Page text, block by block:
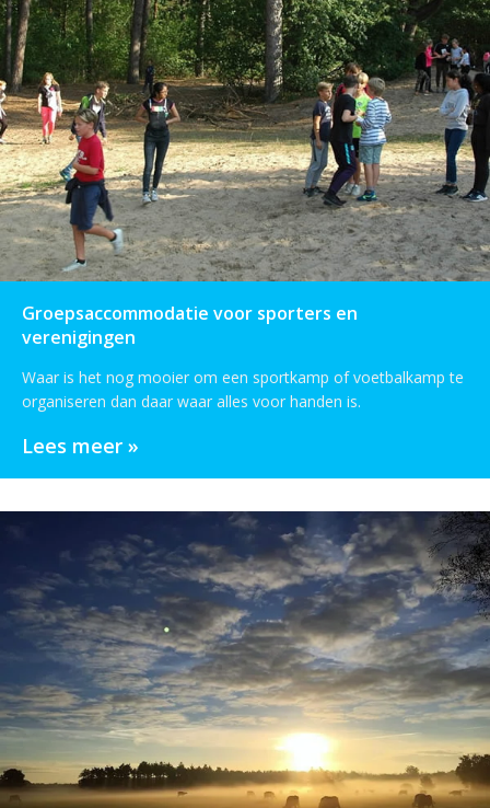
Groepsaccommodatie voor sporters en
verenigingen
Waar is het nog mooier om een sportkamp of voetbalkamp te
organiseren dan daar waar alles voor handen is.
Lees meer »